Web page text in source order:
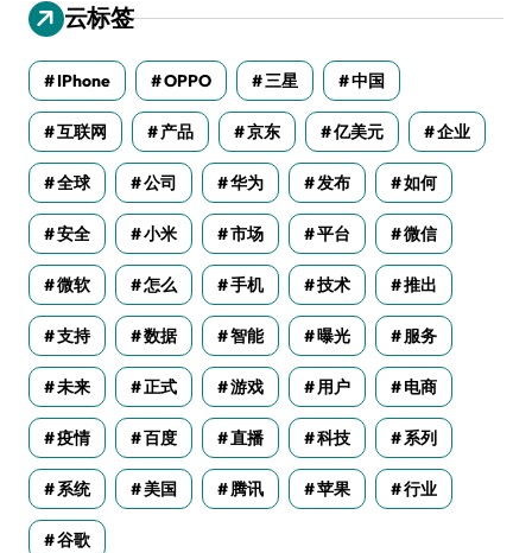
云标签
IPhone OPPO 三星 中国
互联网 产品 京东 亿美元 企业
全球 公司 华为 发布 如何
安全 小米 市场 平台 微信
微软 怎么 手机 技术 推出
支持 数据 智能 曝光 服务
未来 正式 游戏 用户 电商
疫情 百度 直播 科技 系列
系统 美国 腾讯 苹果 行业
谷歌